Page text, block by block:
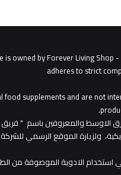
is owned by Forever Living Shop
adheres to strict
food supplements and are not
فوريفر لبفينج برودكتس في الشرق الاوسط
ولزيارة الموقع الرسمي
الادوية الموصوفة من